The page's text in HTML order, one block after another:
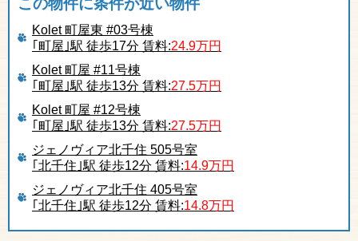
この物件に条件が近い物件
Kolet 町屋東 #03号棟
｢町屋｣駅 徒歩17分 賃料:24.9万円
Kolet 町屋 #11号棟
｢町屋｣駅 徒歩13分 賃料:27.5万円
Kolet 町屋 #12号棟
｢町屋｣駅 徒歩13分 賃料:27.5万円
ジェノヴィア北千住 505号室
｢北千住｣駅 徒歩12分 賃料:14.9万円
ジェノヴィア北千住 405号室
｢北千住｣駅 徒歩12分 賃料:14.8万円